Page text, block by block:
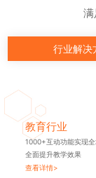
行业解决
教育行业
1000+互动功能实现
全面提升教学效果
查看详情>